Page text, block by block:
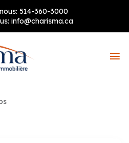
514-360-3000
info@charisma.ca